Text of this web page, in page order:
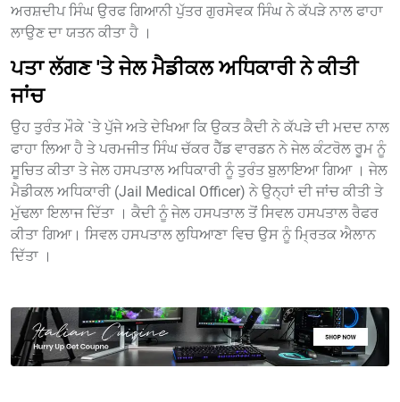
ਅਰਸ਼ਦੀਪ ਸਿੰਘ ਉਰਫ ਗਿਆਨੀ ਪੁੱਤਰ ਗੁਰਸੇਵਕ ਸਿੰਘ ਨੇ ਕੱਪੜੇ ਨਾਲ ਫਾਹਾ
ਲਾਉਣ ਦਾ ਯਤਨ ਕੀਤਾ ਹੈ ।
ਪਤਾ ਲੱਗਣ 'ਤੇ ਜੇਲ ਮੈਡੀਕਲ ਅਧਿਕਾਰੀ ਨੇ ਕੀਤੀ
ਜਾਂਚ
ਉਹ ਤੁਰੰਤ ਮੌਕੇ `ਤੇ ਪੁੱਜੇ ਅਤੇ ਦੇਖਿਆ ਕਿ ਉਕਤ ਕੈਦੀ ਨੇ ਕੱਪੜੇ ਦੀ ਮਦਦ ਨਾਲ
ਫਾਹਾ ਲਿਆ ਹੈ ਤੇ ਪਰਮਜੀਤ ਸਿੰਘ ਚੱਕਰ ਹੈੱਡ ਵਾਰਡਨ ਨੇ ਜੇਲ ਕੰਟਰੋਲ ਰੂਮ ਨੂੰ
ਸੂਚਿਤ ਕੀਤਾ ਤੇ ਜੇਲ ਹਸਪਤਾਲ ਅਧਿਕਾਰੀ ਨੂੰ ਤੁਰੰਤ ਬੁਲਾਇਆ ਗਿਆ । ਜੇਲ
ਮੈਡੀਕਲ ਅਧਿਕਾਰੀ (Jail Medical Officer) ਨੇ ਉਨ੍ਹਾਂ ਦੀ ਜਾਂਚ ਕੀਤੀ ਤੇ
ਮੁੱਢਲਾ ਇਲਾਜ ਦਿੱਤਾ । ਕੈਦੀ ਨੂੰ ਜੇਲ ਹਸਪਤਾਲ ਤੋਂ ਸਿਵਲ ਹਸਪਤਾਲ ਰੈਫਰ
ਕੀਤਾ ਗਿਆ। ਸਿਵਲ ਹਸਪਤਾਲ ਲੁਧਿਆਣਾ ਵਿਚ ਉਸ ਨੂੰ ਮ੍ਰਿਤਕ ਐਲਾਨ
ਦਿੱਤਾ ।